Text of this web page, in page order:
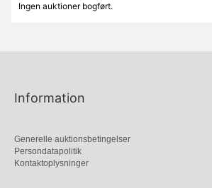
Ingen auktioner bogført.
Information
Generelle auktionsbetingelser
Persondatapolitik
Kontaktoplysninger